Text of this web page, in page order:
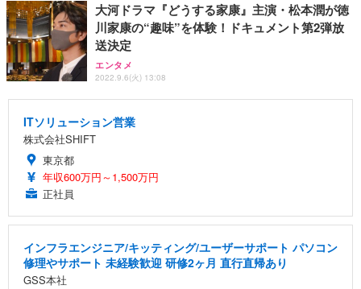
大河ドラマ『どうする家康』主演・松本潤が徳
川家康の“趣味”を体験！ドキュメント第2弾放
送決定
エンタメ
2022.9.6(火) 13:08
ITソリューション営業
株式会社SHIFT
東京都
年収600万円～1,500万円
正社員
インフラエンジニア/キッティング/ユーザーサポート パソコン
修理やサポート 未経験歓迎 研修2ヶ月 直行直帰あり
GSS本社